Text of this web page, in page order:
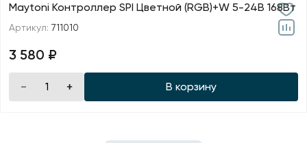
Maytoni Контроллер SPI Цветной (RGB)+W 5-24В 168Вт
Артикул: 711010
3 580 ₽
В корзину